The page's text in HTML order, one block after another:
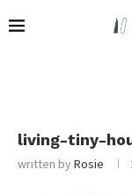
living-tiny-
written byRosie